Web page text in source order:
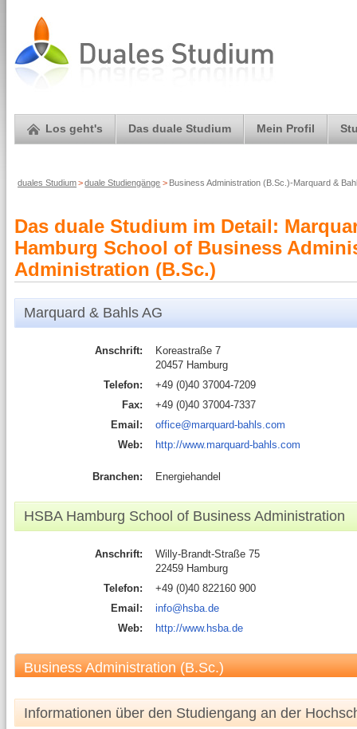
Los geht's Das duale Studium Mein Profil
duales Studium> duale Studiengänge > Business Administration (B.Sc.)-Marquard &
Das duale Studium im Detail:
Hamburg School of Business
Administration (B.Sc.)
Marquard & Bahls AG
Anschrift:
Koreastraße 7
20457 Hamburg
Telefon:
+49 (0)40 37004-7209
Fax:
+49 (0)40 37004-7337
Email:
office@marquard-bahls.com
Web:
http://www.marquard-bahls.com
Branchen: Energiehandel
HSBA Hamburg School of Business Administration
Anschrift:
Willy-Brandt-Straße 75
22459 Hamburg
Telefon:
+49 (0)40 822160 900
Email:
info@hsba.de
Web:
http://www.hsba.de
Business Administration (B.Sc.)
Informationen über den Studiengang an der